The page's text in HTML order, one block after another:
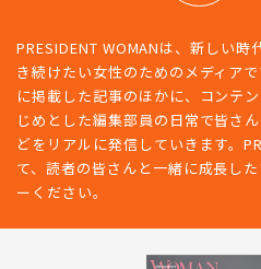
PRESIDENT WOMANは、新しい
き続けたい女性のためのメディア
に掲載した記事のほかに、コンテ
じめとした編集部員の日常で皆さ
どをリアルに発信していきます。
て、読者の皆さんと一緒に成長し
ーください。